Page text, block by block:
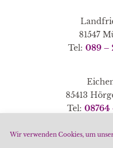
Wir verwenden Cookies, um
81547
Tel: 089 –
85413
Tel:08764